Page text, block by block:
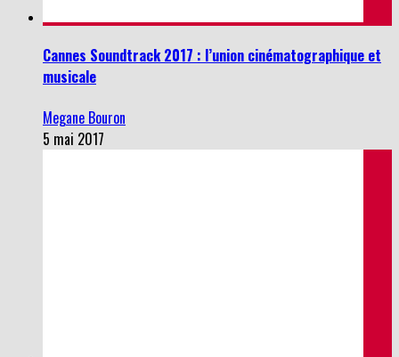
Cannes Soundtrack 2017 : l’union cinématographique et
musicale
Megane Bouron
5 mai 2017